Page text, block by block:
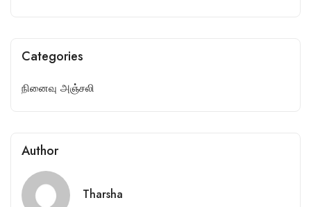
Categories
நினைவு அஞ்சலி
Author
Tharsha